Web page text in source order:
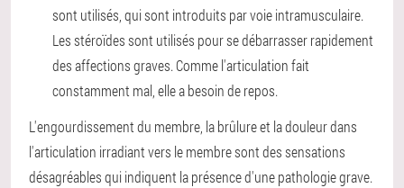
sont utilisés, qui sont introduits par voie intramusculaire.
Les stéroïdes sont utilisés pour se débarrasser rapidement
des affections graves. Comme l'articulation fait
constamment mal, elle a besoin de repos.
L'engourdissement du membre, la brûlure et la douleur dans
l'articulation irradiant vers le membre sont des sensations
désagréables qui indiquent la présence d'une pathologie grave.